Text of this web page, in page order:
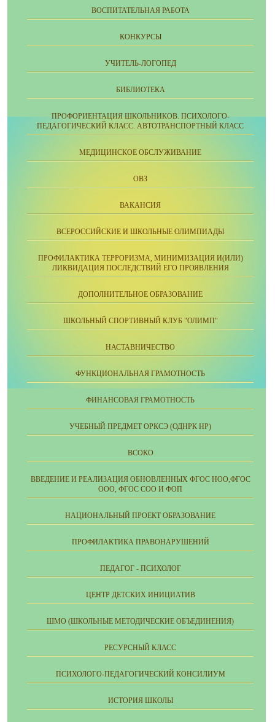
ВОСПИТАТЕЛЬНАЯ РАБОТА
КОНКУРСЫ
УЧИТЕЛЬ-ЛОГОПЕД
БИБЛИОТЕКА
ПРОФОРИЕНТАЦИЯ ШКОЛЬНИКОВ. ПСИХОЛОГО-
ПЕДАГОГИЧЕСКИЙ КЛАСС. АВТОТРАНСПОРТНЫЙ КЛАСС
МЕДИЦИНСКОЕ ОБСЛУЖИВАНИЕ
ОВЗ
ВАКАНСИЯ
ВСЕРОССИЙСКИЕ И ШКОЛЬНЫЕ ОЛИМПИАДЫ
ПРОФИЛАКТИКА ТЕРРОРИЗМА, МИНИМИЗАЦИЯ И(ИЛИ)
ЛИКВИДАЦИЯ ПОСЛЕДСТВИЙ ЕГО ПРОЯВЛЕНИЯ
ДОПОЛНИТЕЛЬНОЕ ОБРАЗОВАНИЕ
ШКОЛЬНЫЙ СПОРТИВНЫЙ КЛУБ "ОЛИМП"
НАСТАВНИЧЕСТВО
ФУНКЦИОНАЛЬНАЯ ГРАМОТНОСТЬ
ФИНАНСОВАЯ ГРАМОТНОСТЬ
УЧЕБНЫЙ ПРЕДМЕТ ОРКСЭ (ОДНРК НР)
ВСОКО
ВВЕДЕНИЕ И РЕАЛИЗАЦИЯ ОБНОВЛЕННЫХ ФГОС НОО,ФГОС
ООО, ФГОС СОО И ФОП
НАЦИОНАЛЬНЫЙ ПРОЕКТ ОБРАЗОВАНИЕ
ПРОФИЛАКТИКА ПРАВОНАРУШЕНИЙ
ПЕДАГОГ - ПСИХОЛОГ
ЦЕНТР ДЕТСКИХ ИНИЦИАТИВ
ШМО (ШКОЛЬНЫЕ МЕТОДИЧЕСКИЕ ОБЪЕДИНЕНИЯ)
РЕСУРСНЫЙ КЛАСС
ПСИХОЛОГО-ПЕДАГОГИЧЕСКИЙ КОНСИЛИУМ
ИСТОРИЯ ШКОЛЫ